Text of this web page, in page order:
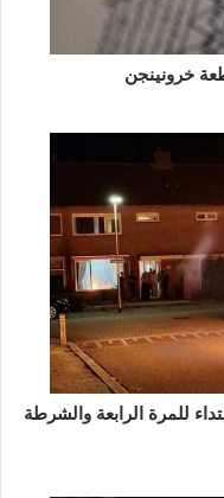
خرونينجن
للمرة الرابعة والشرطة